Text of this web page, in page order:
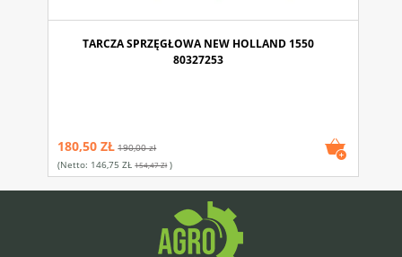
TARCZA SPRZĘGŁOWA NEW HOLLAND 1550
80327253
180,50 ZŁ 190,00 zł
(netto: 146,75 ZŁ 154,47 Zł)